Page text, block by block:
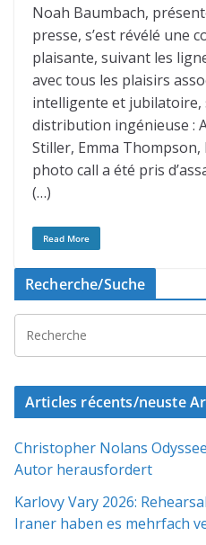
Noah Baumbach,
presse, s’est révélé une
plaisante, suivant les
avec tous les plaisirs
intelligente et jubilatoire,
distribution ingénieuse :
Stiller, Emma
photo call a été pris
(…)
Read More
Recherche/Suche
Articles récents/neuste
Christopher Nolans
Autor herausfordert
Karlovy Vary 2026:
Iraner haben es mehrfach